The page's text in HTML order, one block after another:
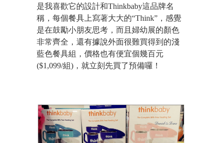
是我喜歡它的設計和Thinkbaby這品牌名
稱，每個餐具上寫著大大的“Think”，感覺
是在鼓勵小朋友思考，而且婦幼展的顏色
非常齊全，還有據說外面很難買得到的淺
藍色餐具組，價格也有便宜個幾百元
($1,099/組)，就立刻先買了預備囉！